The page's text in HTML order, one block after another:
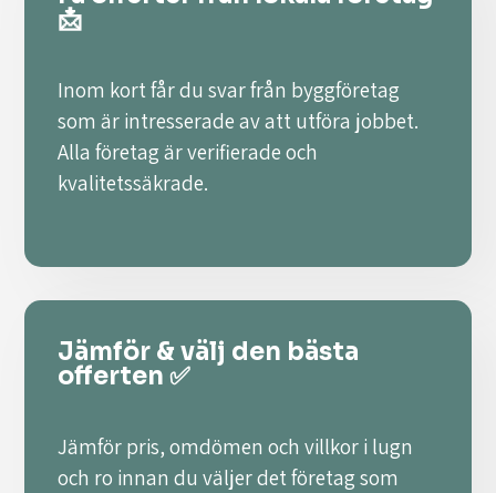
📩
Inom kort får du svar från byggföretag
som är intresserade av att utföra jobbet.
Alla företag är verifierade och
kvalitetssäkrade.
Jämför & välj den bästa
offerten ✅
Jämför pris, omdömen och villkor i lugn
och ro innan du väljer det företag som